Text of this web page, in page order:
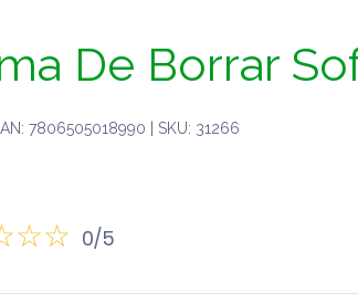
De Borrar
7806505018990 | SKU: 31266
0/5